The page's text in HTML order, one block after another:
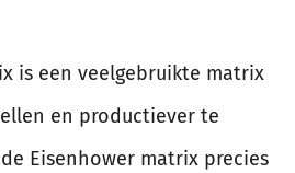
is een veelgebruikte matrix
en productiever te
Eisenhower matrix precies